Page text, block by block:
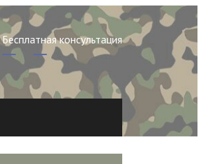
Бесплатная консультация